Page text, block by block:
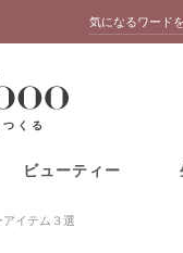
くる
ビューティー
イテム３選